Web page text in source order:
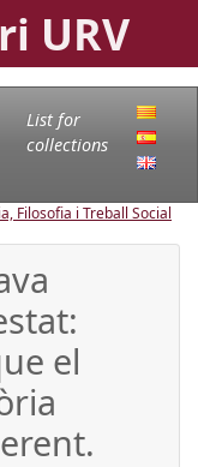
URV
List for
collections
Filosofia i Treball Social
el